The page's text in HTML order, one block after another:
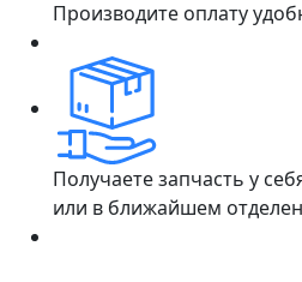
Производите оплату
Получаете запчасть у
или в ближайшем